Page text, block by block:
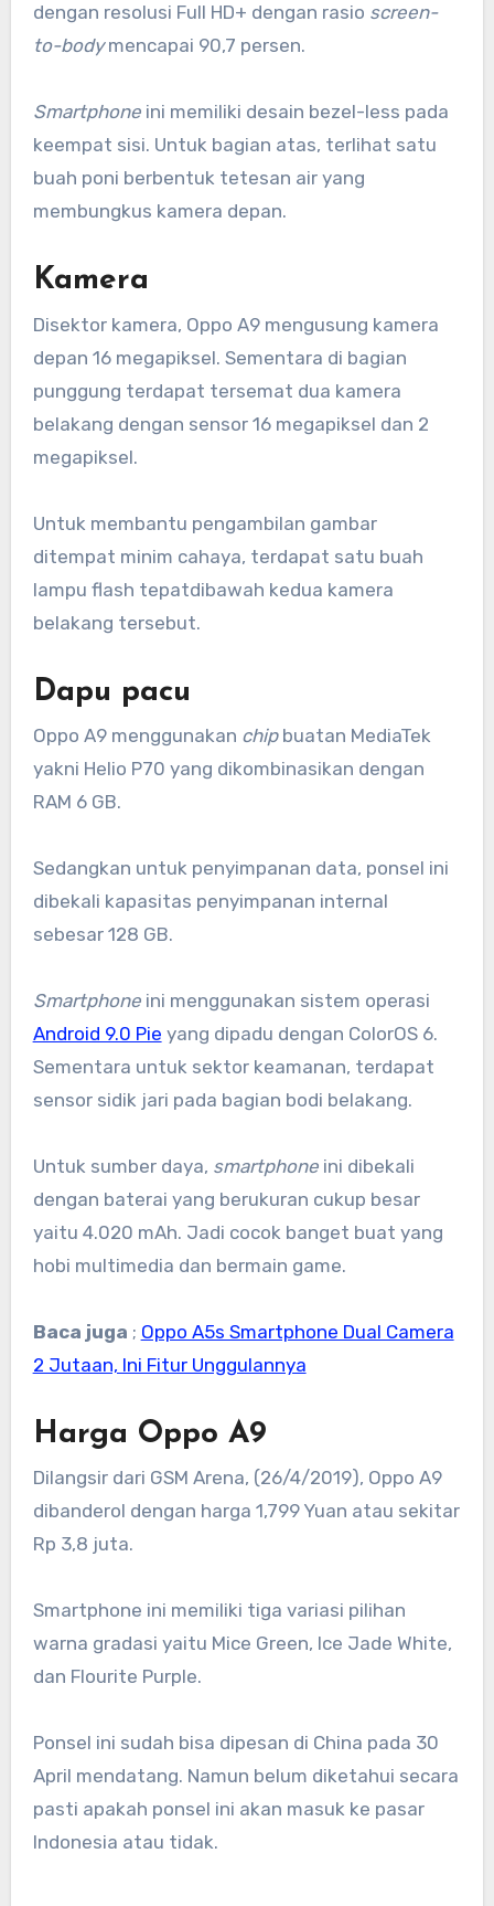
dengan resolusi Full HD+ dengan rasio screen-
to-bodymencapai 90,7 persen.
Smartphoneini memiliki desain bezel-less pada
keempat sisi. Untuk bagian atas, terlihat satu
buah poni berbentuk tetesan air yang
membungkus kamera depan.
Kamera
Disektor kamera, Oppo A9 mengusung kamera
depan 16 megapiksel. Sementara di bagian
punggung terdapat tersemat dua kamera
belakang dengan sensor 16 megapiksel dan 2
megapiksel.
Untuk membantu pengambilan gambar
ditempat minim cahaya, terdapat satu buah
lampu flash tepatdibawah kedua kamera
belakang tersebut.
Dapu pacu
Oppo A9 menggunakan chipbuatan MediaTek
yakni Helio P70 yang dikombinasikan dengan
RAM 6 GB.
Sedangkan untuk penyimpanan data, ponsel ini
dibekali kapasitas penyimpanan internal
sebesar 128 GB.
Smartphoneini menggunakan sistem operasi
Android 9.0 Pie yang dipadu dengan ColorOS 6.
Sementara untuk sektor keamanan, terdapat
sensor sidik jari pada bagian bodi belakang.
Untuk sumber daya, smartphoneini dibekali
dengan baterai yang berukuran cukup besar
yaitu 4.020 mAh. Jadi cocok banget buat yang
hobi multimedia dan bermain game.
Baca juga ; Oppo A5s Smartphone Dual Camera
2 Jutaan, Ini Fitur Unggulannya
Harga Oppo A9
Dilangsir dari GSM Arena, (26/4/2019), Oppo A9
dibanderol dengan harga 1,799 Yuan atau sekitar
Rp 3,8 juta.
Smartphone ini memiliki tiga variasi pilihan
warna gradasi yaitu Mice Green, Ice Jade White,
dan Flourite Purple.
Ponsel ini sudah bisa dipesan di China pada 30
April mendatang. Namun belum diketahui secara
pasti apakah ponsel ini akan masuk ke pasar
Indonesia atau tidak.